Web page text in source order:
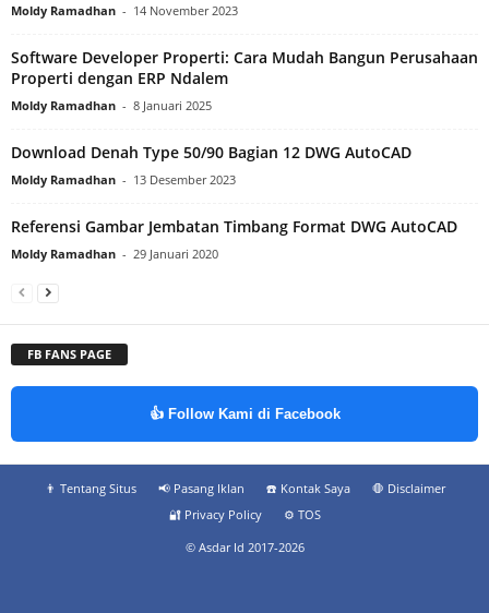
Moldy Ramadhan - 14 November 2023
Software Developer Properti: Cara Mudah Bangun Perusahaan
Properti dengan ERP Ndalem
Moldy Ramadhan - 8 Januari 2025
Download Denah Type 50/90 Bagian 12 DWG AutoCAD
Moldy Ramadhan - 13 Desember 2023
Referensi Gambar Jembatan Timbang Format DWG AutoCAD
Moldy Ramadhan - 29 Januari 2020
FB FANS PAGE
👍 Follow Kami di Facebook
👨‍ Tentang Situs 📢 Pasang Iklan ☎️ Kontak Saya
🛑 Disclaimer
🔐 Privacy Policy
⚙️ TOS
© Asdar Id 2017-2026